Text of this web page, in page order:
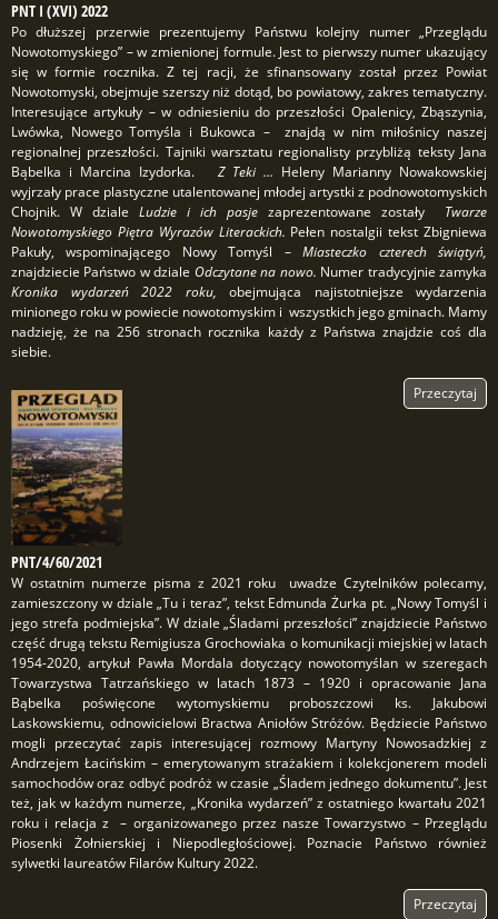
PNT I (XVI) 2022
Po dłuższej przerwie prezentujemy Państwu kolejny numer „Przeglądu
Nowotomyskiego” – w zmienionej formule. Jest to pierwszy numer ukazujący
się w formie rocznika. Z tej racji, że sfinansowany został przez Powiat
Nowotomyski, obejmuje szerszy niż dotąd, bo powiatowy, zakres tematyczny.
Interesujące artykuły – w odniesieniu do przeszłości Opalenicy, Zbąszynia,
Lwówka, Nowego Tomyśla i Bukowca – znajdą w nim miłośnicy naszej
regionalnej przeszłości. Tajniki warsztatu regionalisty przybliżą teksty Jana
Bąbelka i Marcina Izydorka.
Z Teki … Heleny Marianny Nowakowskiej
wyjrzały prace plastyczne utalentowanej młodej artystki z podnowotomyskich
Chojnik. W dziale Ludzie i ich pasje zaprezentowane zostały Twarze
Nowotomyskiego Piętra Wyrazów Literackich. Pełen nostalgii tekst Zbigniewa
Pakuły, wspominającego Nowy Tomyśl –Miasteczko czterech świątyń,
znajdziecie Państwo w dziale Odczytane na nowo. Numer tradycyjnie zamyka
Kronika wydarzeń 2022 roku, obejmująca najistotniejsze wydarzenia
minionego roku w powiecie nowotomyskim i wszystkich jego gminach. Mamy
nadzieję, że na 256 stronach rocznika każdy z Państwa znajdzie coś dla
siebie.
Przeczytaj
PNT/4/60/2021
W ostatnim numerze pisma z 2021 roku uwadze Czytelników polecamy,
zamieszczony w dziale „Tu i teraz”, tekst Edmunda Żurka pt. „Nowy Tomyśl i
jego strefa podmiejska”. W dziale „Śladami przeszłości” znajdziecie Państwo
część drugą tekstu Remigiusza Grochowiaka o komunikacji miejskiej w latach
1954-2020, artykuł Pawła Mordala dotyczący nowotomyślan w szeregach
Towarzystwa Tatrzańskiego w latach 1873 – 1920 i opracowanie Jana
Bąbelka poświęcone wytomyskiemu proboszczowi ks. Jakubowi
Laskowskiemu, odnowicielowi Bractwa Aniołów Stróżów. Będziecie Państwo
mogli przeczytać zapis interesującej rozmowy Martyny Nowosadzkiej z
Andrzejem Łacińskim – emerytowanym strażakiem i kolekcjonerem modeli
samochodów oraz odbyć podróż w czasie „Śladem jednego dokumentu”. Jest
też, jak w każdym numerze, „Kronika wydarzeń” z ostatniego kwartału 2021
roku i relacja z – organizowanego przez nasze Towarzystwo – Przeglądu
Piosenki Żołnierskiej i Niepodległościowej. Poznacie Państwo również
sylwetki laureatów Filarów Kultury 2022.
Przeczytaj